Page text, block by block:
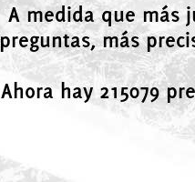
A medida que más
preguntas, más
Ahora hay 215079